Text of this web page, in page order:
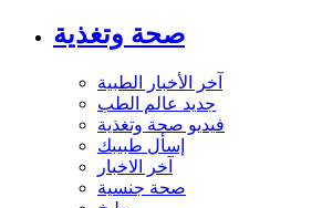
صحة وتغذية
آخر الأخبار الطبية
جديد عالم الطب
فيديو صحة وتغذية
إسأل طبيبك
آخر الاخبار
صحة جنسية